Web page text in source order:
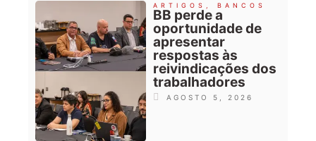
ARTIGOS BANCOS
BB perde a
oportunidade de
apresentar
respostas às
reivindicações dos
trabalhadores
AGOSTO 5, 2026